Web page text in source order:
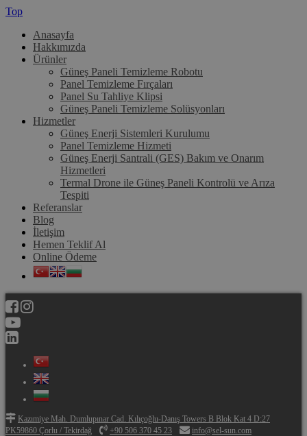
Top
Anasayfa
Hakkımızda
Ürünler
Güneş Paneli Temizleme Robotu
Panel Temizleme Fırçaları
Panel Su Tahliye Klipsi
Güneş Paneli Temizleme Solüsyonları
Hizmetler
Güneş Enerji Sistemleri Kurulumu
Panel Temizleme Hizmeti
Güneş Enerji Santrali (GES) Bakım ve Onarım
Hizmetleri
Termal Drone ile Güneş Paneli Kontrolü ve Arıza
Tespiti
Referanslar
Blog
İletişim
Hemen Teklif Al
Online Ödeme
Kazımiye Mah. Dumlupınar Cad. Kılıçoğlu-Danış Towers B Blok Kat 4 D:27
PK59860 Çorlu / Tekirdağ
+90 506 370 45 23 info@sel-sun.com